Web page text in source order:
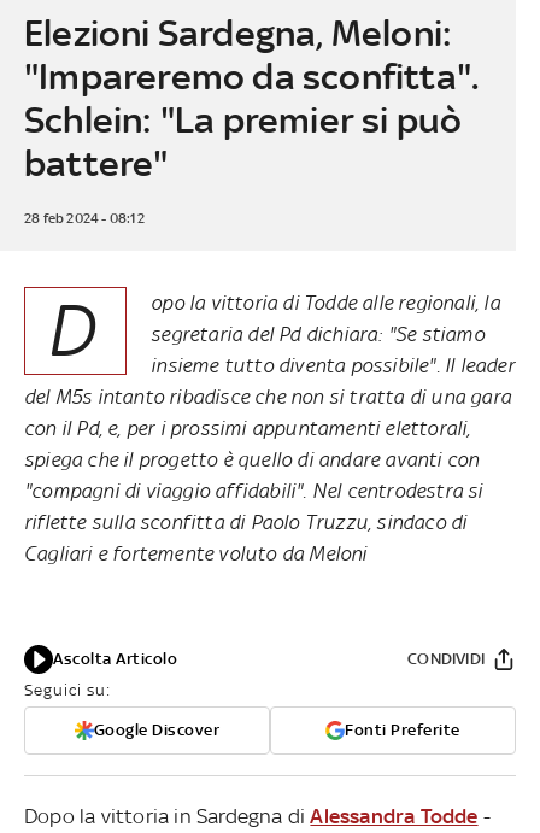
Elezioni Sardegna, Meloni:
"Impareremo da sconfitta".
Schlein: "La premier si può
battere"
28 feb 2024 - 08:12
D
opo la vittoria di Todde alle regionali, la
segretaria del Pd dichiara: "Se stiamo
insieme tutto diventa possibile". Il leader
del M5s intanto ribadisce che non si tratta di una gara
con il Pd, e, per i prossimi appuntamenti elettorali,
spiega che il progetto è quello di andare avanti con
"compagni di viaggio affidabili". Nel centrodestra si
riflette sulla sconfitta di Paolo Truzzu, sindaco di
Cagliari e fortemente voluto da Meloni
Ascolta Articolo
Seguici su:
Google Discover Fonti Preferite
CONDIVIDI
Dopo la vittoria in Sardegna diAlessandra Todde -